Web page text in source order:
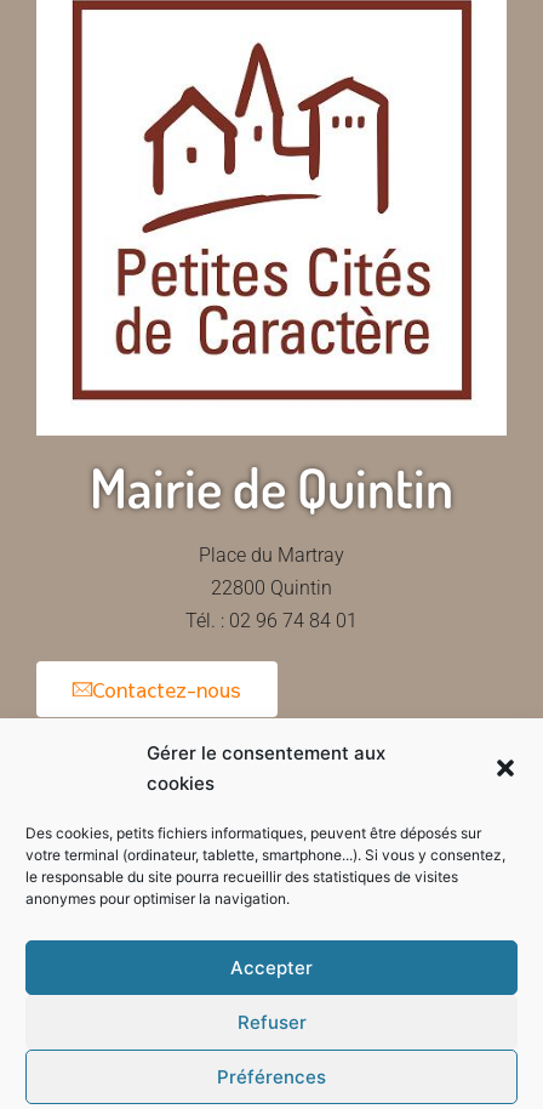
Gérer le consentement aux
cookies
Des cookies, petits fichiers informatiques, peuvent être déposés sur
votre terminal (ordinateur, tablette, smartphone...). Si vous y consentez,
le responsable du site pourra recueillir des statistiques de visites
anonymes pour optimiser la navigation.
Accepter
Refuser
Préférences
Mairie de Quintin
Place du Martray
22800 Quintin
Tél. : 02 96 74 84 01
Contactez-nous
Horaires d'ouverture de la mairie
Mode sombre :